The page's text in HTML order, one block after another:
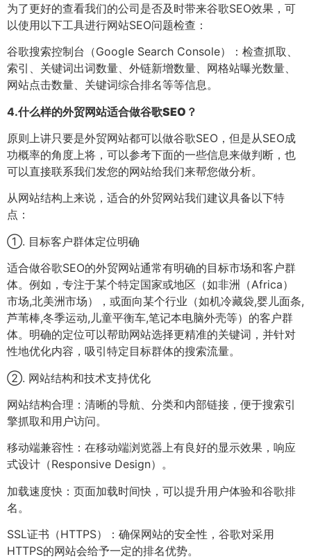
为了更好的查看我们的公司是否及时带来谷歌SEO效果，可
以使用以下工具进行网站SEO问题检查：
谷歌搜索控制台（Google Search Console）：检查抓取、
索引、关键词出词数量、外链新增数量、网格站曝光数量、
网站点击数量、关键词综合排名等等信息。
4.什么样的外贸网站适合做谷歌SEO？
原则上讲只要是外贸网站都可以做谷歌SEO，但是从SEO成
功概率的角度上将，可以参考下面的一些信息来做判断，也
可以直接联系我们发您的网站给我们来帮您做分析。
从网站结构上来说，适合的外贸网站我们建议具备以下特
点：
①. 目标客户群体定位明确
适合做谷歌SEO的外贸网站通常有明确的目标市场和客户群
体。例如，专注于某个特定国家或地区（如非洲（Africa）
市场,北美洲市场），或面向某个行业（如机冷藏袋,婴儿面条,
芦苇棒,冬季运动,儿童平衡车,笔记本电脑外壳等）的客户群
体。明确的定位可以帮助网站选择更精准的关键词，并针对
性地优化内容，吸引特定目标群体的搜索流量。
②. 网站结构和技术支持优化
网站结构合理：清晰的导航、分类和内部链接，便于搜索引
擎抓取和用户访问。
移动端兼容性：在移动端浏览器上有良好的显示效果，响应
式设计（Responsive Design）。
加载速度快：页面加载时间快，可以提升用户体验和谷歌排
名。
SSL证书（HTTPS）：确保网站的安全性，谷歌对采用
HTTPS的网站会给予一定的排名优势。